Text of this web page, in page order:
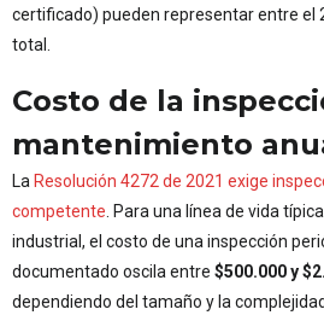
certificado) pueden representar entre el
total.
Costo de la
mantenimiento
La Resolución 4272 de 2021 exige
competente . Para una línea de vida
industrial, el costo de una inspección
documentado oscila entre $500.000 y
dependiendo del tamaño y la